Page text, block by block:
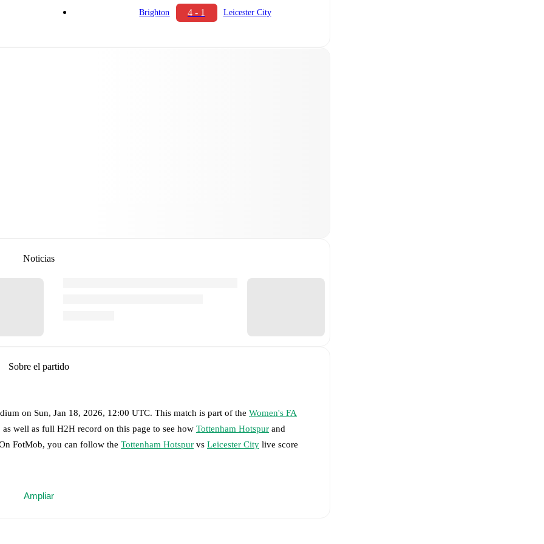
Brighton 4 - 1 Leicester City
Noticias
Sobre el partido
on Sun, Jan 18, 2026, 12:00 UTC. This match is part of the Women's FA
well as full H2H record on this page to see how Tottenham Hotspur and
FotMob, you can follow the Tottenham Hotspur vs Leicester City live score
instantly delivered on FotMob.
Ampliar